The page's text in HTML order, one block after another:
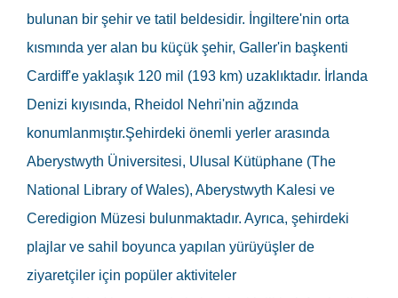
bulunan bir şehir ve tatil beldesidir. İngiltere'nin orta
kısmında yer alan bu küçük şehir, Galler'in başkenti
Cardiff'e yaklaşık 120 mil (193 km) uzaklıktadır. İrlanda
Denizi kıyısında, Rheidol Nehri'nin ağzında
konumlanmıştır.Şehirdeki önemli yerler arasında
Aberystwyth Üniversitesi, Ulusal Kütüphane (The
National Library of Wales), Aberystwyth Kalesi ve
Ceredigion Müzesi bulunmaktadır. Ayrıca, şehirdeki
plajlar ve sahil boyunca yapılan yürüyüşler de
ziyaretçiler için popüler aktiviteler